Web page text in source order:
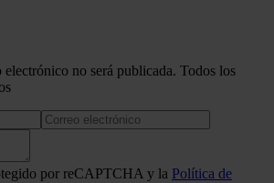
no será publicada. Todos los
por reCAPTCHA y la Política de